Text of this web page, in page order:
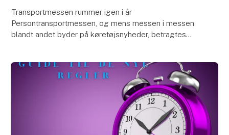
Transportmessen rummer igen i år
Persontransportmessen, og mens messen i messen
blandt andet byder på køretøjsnyheder, betragtes